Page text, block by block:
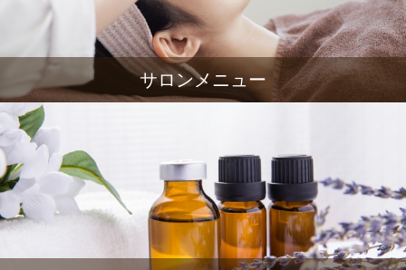
サロンメニュー